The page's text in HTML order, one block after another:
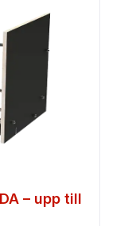
– upp till